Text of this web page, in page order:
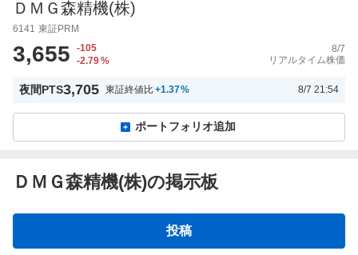
ＤＭＧ森精機(株)
6141 東証PRM
3,655
-105
-2.79%
8/7
リアルタイム株価
夜間PTS3,705 東証終値比+1.37% 8/7 21:54
ポートフォリオ追加
ＤＭＧ森精機(株)の掲示板
投稿